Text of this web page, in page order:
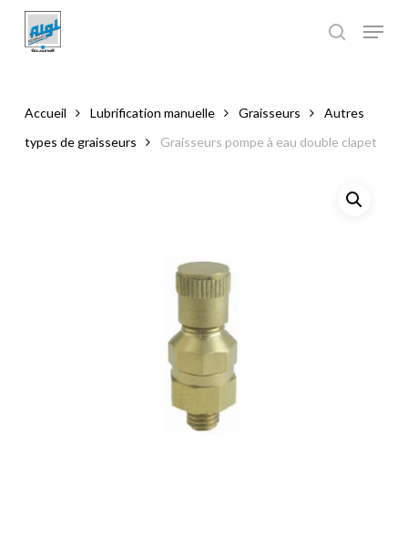
main
Accueil Lubrification manuelle Graisseurs
Autres
types de graisseurs
Graisseurs pompe à eau double clapet